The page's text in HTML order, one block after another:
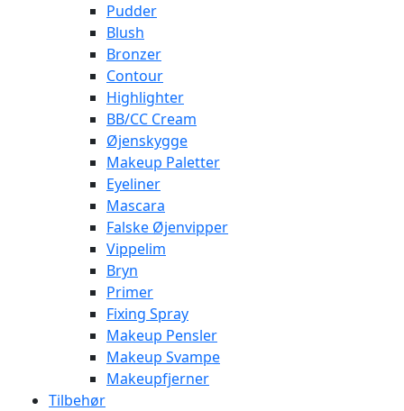
Pudder
Blush
Bronzer
Contour
Highlighter
BB/CC Cream
Øjenskygge
Makeup Paletter
Eyeliner
Mascara
Falske Øjenvipper
Vippelim
Bryn
Primer
Fixing Spray
Makeup Pensler
Makeup Svampe
Makeupfjerner
Tilbehør